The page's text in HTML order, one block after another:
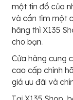
một tín đồ của
và cần tìm một
hãng thì X135
cho bạn.
Cửa hàng cung
cao cấp chính
giá ưu đãi và